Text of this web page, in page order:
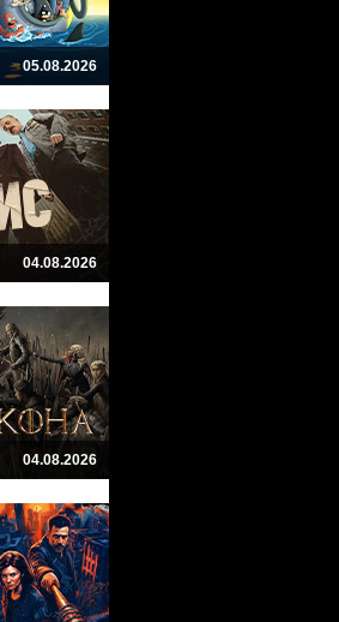
05.08.2026
04.08.2026
04.08.2026